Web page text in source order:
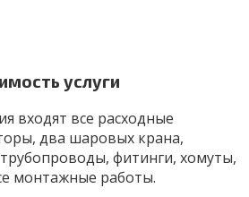
услуги
входят все расходные
два шаровых крана,
фитинги, хомуты,
монтажные работы.